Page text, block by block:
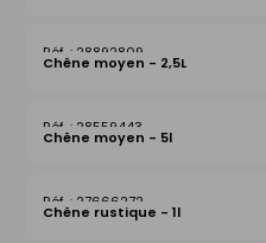
28892809
Chêne moyen - 2,5L
28559443
Chêne moyen - 5l
27666272
Chêne rustique - 1l